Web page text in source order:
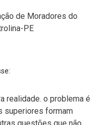
de Moradores do
PE
realidade. o problema é
superiores formam